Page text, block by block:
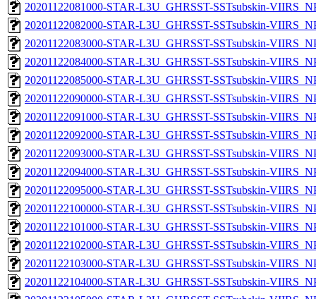
20201122081000-STAR-L3U_GHRSST-SSTsubskin-
20201122082000-STAR-L3U_GHRSST-SSTsubskin-
20201122083000-STAR-L3U_GHRSST-SSTsubskin-
20201122084000-STAR-L3U_GHRSST-SSTsubskin-
20201122085000-STAR-L3U_GHRSST-SSTsubskin-
20201122090000-STAR-L3U_GHRSST-SSTsubskin-
20201122091000-STAR-L3U_GHRSST-SSTsubskin-
20201122092000-STAR-L3U_GHRSST-SSTsubskin-
20201122093000-STAR-L3U_GHRSST-SSTsubskin-
20201122094000-STAR-L3U_GHRSST-SSTsubskin-
20201122095000-STAR-L3U_GHRSST-SSTsubskin-
20201122100000-STAR-L3U_GHRSST-SSTsubskin-
20201122101000-STAR-L3U_GHRSST-SSTsubskin-
20201122102000-STAR-L3U_GHRSST-SSTsubskin-
20201122103000-STAR-L3U_GHRSST-SSTsubskin-
20201122104000-STAR-L3U_GHRSST-SSTsubskin-